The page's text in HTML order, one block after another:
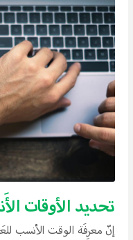
تحديد الأوقات
إنّ معرِفَة الوقت الأنسب